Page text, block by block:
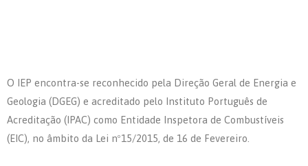
O IEP encontra-se reconhecido pela Direção Geral de Energia e
Geologia (DGEG) e acreditado pelo Instituto Português de
Acreditação (IPAC) como Entidade Inspetora de Combustíveis
(EIC), no âmbito da Lei nº15/2015, de 16 de Fevereiro.